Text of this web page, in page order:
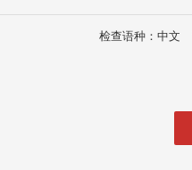
检查语种：中文